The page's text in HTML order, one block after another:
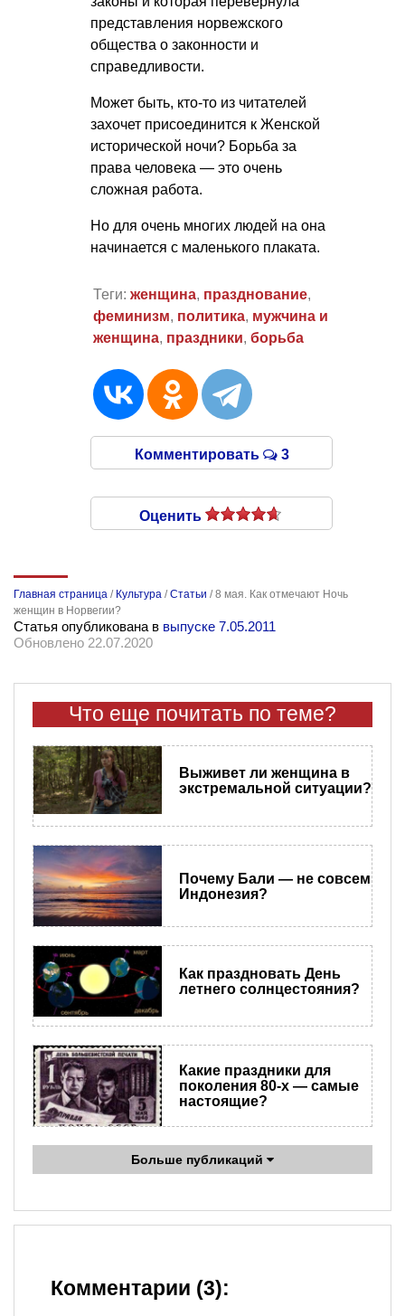
представления норвежского
общества о законности и
справедливости.
Может быть, кто-то из читателей
захочет присоединится к Женской
исторической ночи? Борьба за
права человека — это очень
сложная работа.
Но для очень многих людей на она
начинается с маленького плаката.
Теги: женщина, празднование,
феминизм, политика, мужчина и
женщина, праздники, борьба
Комментировать 3
Оценить
Главная страница / Культура /Статьи /8 мая. Как отмечают Ночь
женщин в Норвегии?
Статья опубликована в выпуске 7.05.2011
Обновлено 22.07.2020
Что еще почитать по теме?
Выживет ли женщина в
экстремальной ситуации?
Почему Бали — не совсем
Индонезия?
Как праздновать День
летнего солнцестояния?
Какие праздники для
поколения 80-х — самые
настоящие?
Больше публикаций
Комментарии (3):